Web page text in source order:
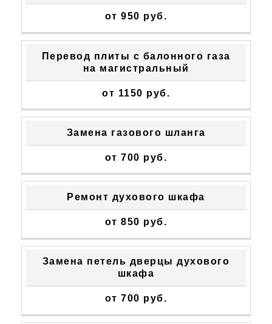
от 950 руб.
Перевод плиты с балонного газа
на магистральный
от 1150 руб.
Замена газового шланга
от 700 руб.
Ремонт духового шкафа
от 850 руб.
Замена петель дверцы духового
шкафа
от 700 руб.